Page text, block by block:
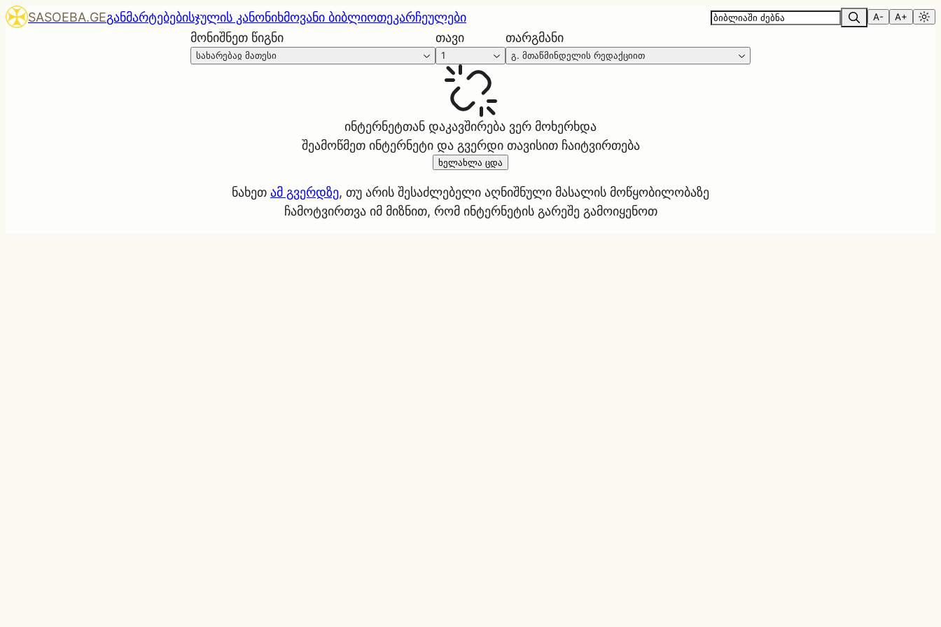
SASOEBA.GEგანმარტებებისჯულის კანონიხმოვანი ბიბლიოთეკარჩეულები A- A+
მონიშნეთ წიგნი
სახარებაჲ მათესი
თავი
1
თარგმანი
გ. მთაწმინდელის რედაქციით
ინტერნეტთან დაკავშირება ვერ მოხერხდა
შეამოწმეთ ინტერნეტი და გვერდი თავისით ჩაიტვირთება
ხელახლა ცდა
ნახეთ ამ გვერდზე, თუ არის შესაძლებელი აღნიშნული მასალის მოწყობილობაზე
ჩამოტვირთვა იმ მიზნით, რომ ინტერნეტის გარეშე გამოიყენოთ